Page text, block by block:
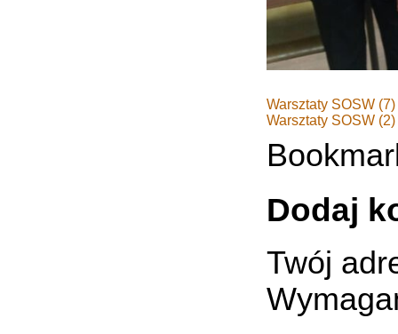
Warsztaty SOSW (7)
Warsztaty SOSW (2)
Dodaj
Twój